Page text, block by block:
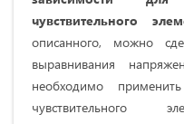
чувствительного
описанного, можно
выравнивания
необходимо